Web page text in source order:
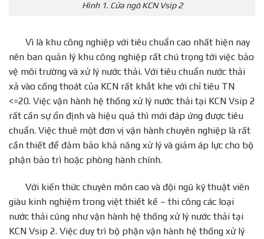
Hình 1. Cửa ngõ KCN Vsip 2
Vì là khu công nghiệp với tiêu chuẩn cao nhất hiện nay
nên ban quản lý khu công nghiệp rất chú trọng tới việc bảo
vệ môi trường và xử lý nước thải. Với tiêu chuẩn nước thải
xả vào cống thoát của KCN rất khắt khe với chỉ tiêu TN
<=20. Việc vận hành hệ thống xử lý nước thải tại KCN Vsip 2
rất cần sự ổn định và hiệu quả thì mới đáp ứng được tiêu
chuẩn. Việc thuê một đơn vị vận hành chuyên nghiệp là rất
cần thiết để đảm bảo khả năng xử lý và giảm áp lực cho bộ
phận bảo trì hoặc phòng hành chính.
Với kiến thức chuyên môn cao và đội ngũ kỹ thuật viên
giàu kinh nghiệm trong việt thiết kế – thi công các loại
nước thải cũng như vận hành hệ thống xử lý nước thải tại
KCN Vsip 2. Việc duy trì bộ phận vận hành hệ thống xử lý